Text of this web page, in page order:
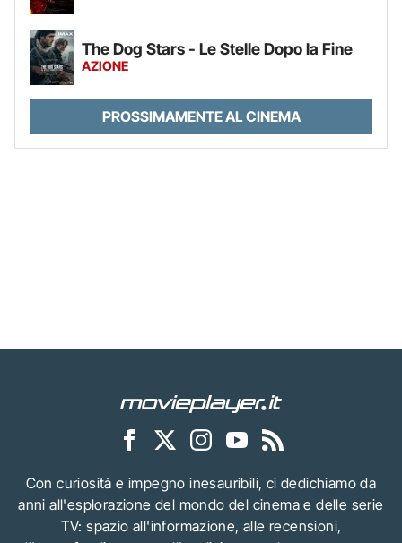
The Dog Stars - Le Stelle Dopo la Fine
AZIONE
PROSSIMAMENTE AL CINEMA
Con curiosità e impegno inesauribili, ci dedichiamo da
anni all'esplorazione del mondo del cinema e delle serie
TV: spazio all'informazione, alle recensioni,